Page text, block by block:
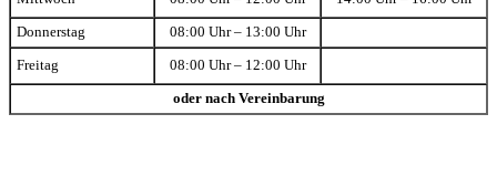
Donnerstag 08:00 Uhr – 13:00 Uhr
Freitag 08:00 Uhr – 12:00 Uhr
oder nach Vereinbarung